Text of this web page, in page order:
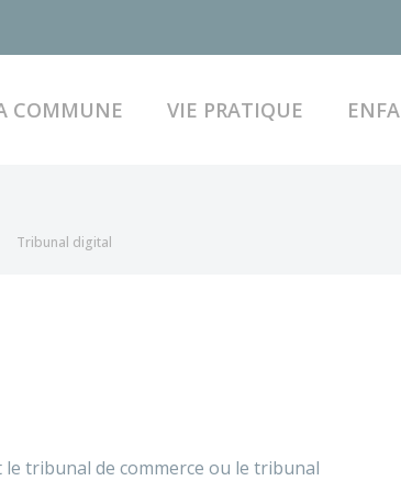
COMMUNE VIE PRATIQUE
Tribunal digital
tribunal de commerce ou le tribunal